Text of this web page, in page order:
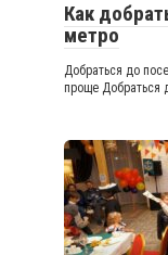
Как
метро
Добраться до
проще Добраться